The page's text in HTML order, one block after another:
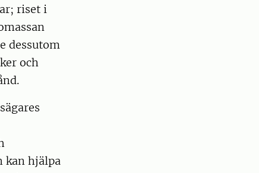
riset i
dessutom
och
kan hjälpa